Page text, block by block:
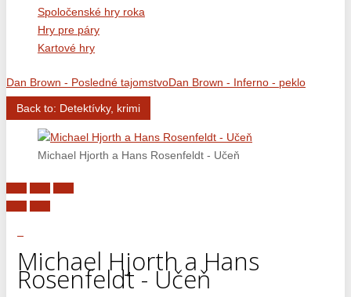
Spoločenské hry roka
Hry pre páry
Kartové hry
Dan Brown - Posledné tajomstvoDan Brown - Inferno - peklo
Back to: Detektívky, krimi
Michael Hjorth a Hans Rosenfeldt - Učeň
Michael Hjorth a Hans
Rosenfeldt - Učeň